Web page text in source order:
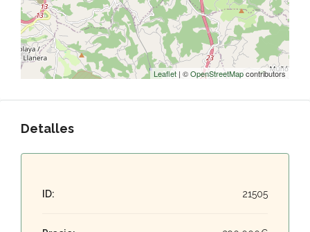
Leaflet | ©OpenStreetMapcontributors
Detalles
ID: 21505